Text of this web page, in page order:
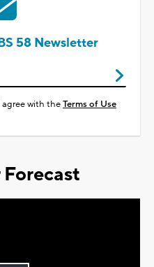
58 Newsletter
agree with theTerms of Use